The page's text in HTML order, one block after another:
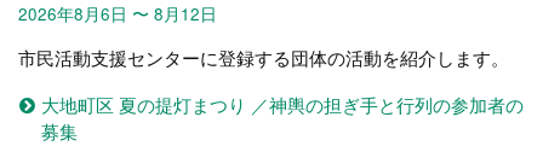
2026年8月6日 〜 8月12日
市民活動支援センターに登録する団体の活動を紹介します。
大地町区 夏の提灯まつり ／神輿の担ぎ手と行列の参加者の
募集